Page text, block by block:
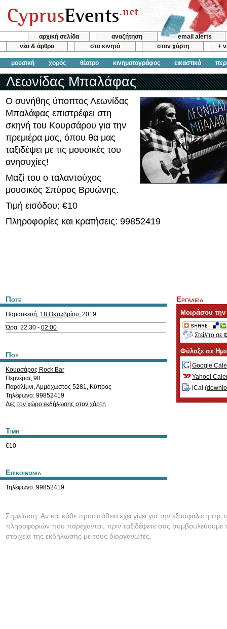
αρχική σελίδα αναζήτηση
email alerts
νέα & άρθρα
στο κινητό στον χάρτη +
μουσική χορός θέατρο κινηματογράφος εικαστικά
Λεωνίδας Μπαλάφας
Ο συνήθης ύποπτος Λεωνίδας
Μπαλάφας επιστρέφει στη
σκηνή του Κουρσάρου για την
πρεμιέρα μας, όπου θα μας
ταξιδέψει με τις μουσικές του
ανησυχίες!
Μαζί του ο ταλαντούχος
μουσικός Σπύρος Βρυώνης.
Τιμή εισόδου: €10
Πληροφορίες και κρατήσεις: 99852419
Ποτε
Παρασκευή, 18 Οκτωβρίου, 2019
Ώρα: 22:30 - 02:00
Που
Κουρσάρος Rock Bar
Περνέρας 98
Παραλίμνι,Αμμόχωστος 5281, Κύπρος
Τηλέφωνο: 99852419
Δες τον χώρο εκδήλωσης στον χάρτη
Τιμη
€10
Επικοινωνια
Τηλέφωνο: 99852419
Εργαλεια
Μοιράσου
Στείλ'το σε
Φύλαξε σε
Google
Yahoo!
iCal (
Σημείωση: Αν και κάθε προσπάθεια έχει γίνει για την εξασφάλιση της
πληροφοριών που παρέχονται, πριν ταξιδέψετε σας συμβουλεύουμε
στοιχεία της εκδήλωσης με τους διοργανωτές.